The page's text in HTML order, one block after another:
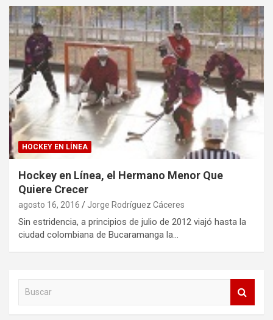
HOCKEY EN LÍNEA
Hockey en Línea, el Hermano Menor Que
Quiere Crecer
agosto 16, 2016 Jorge Rodríguez Cáceres
Sin estridencia, a principios de julio de 2012 viajó hasta la
ciudad colombiana de Bucaramanga la…